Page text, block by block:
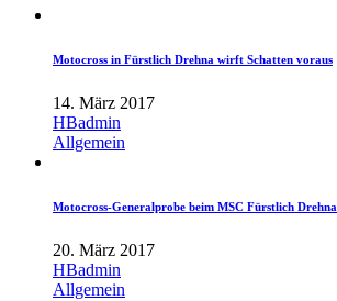
Motocross in Fürstlich Drehna wirft Schatten voraus
14. März 2017
HBadmin
Allgemein
Motocross-Generalprobe beim MSC Fürstlich Drehna
20. März 2017
HBadmin
Allgemein